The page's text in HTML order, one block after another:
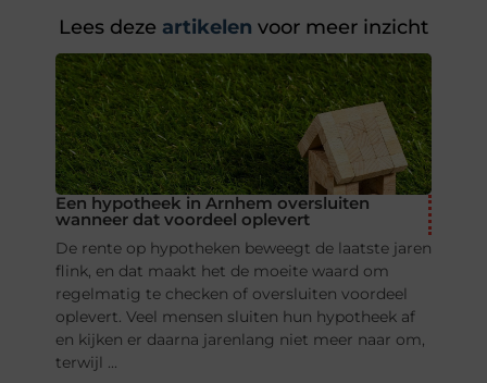
Lees deze artikelen voor meer inzicht
Een hypotheek in Arnhem oversluiten
wanneer dat voordeel oplevert
De rente op hypotheken beweegt de laatste jaren
flink, en dat maakt het de moeite waard om
regelmatig te checken of oversluiten voordeel
oplevert. Veel mensen sluiten hun hypotheek af
en kijken er daarna jarenlang niet meer naar om,
terwijl ...